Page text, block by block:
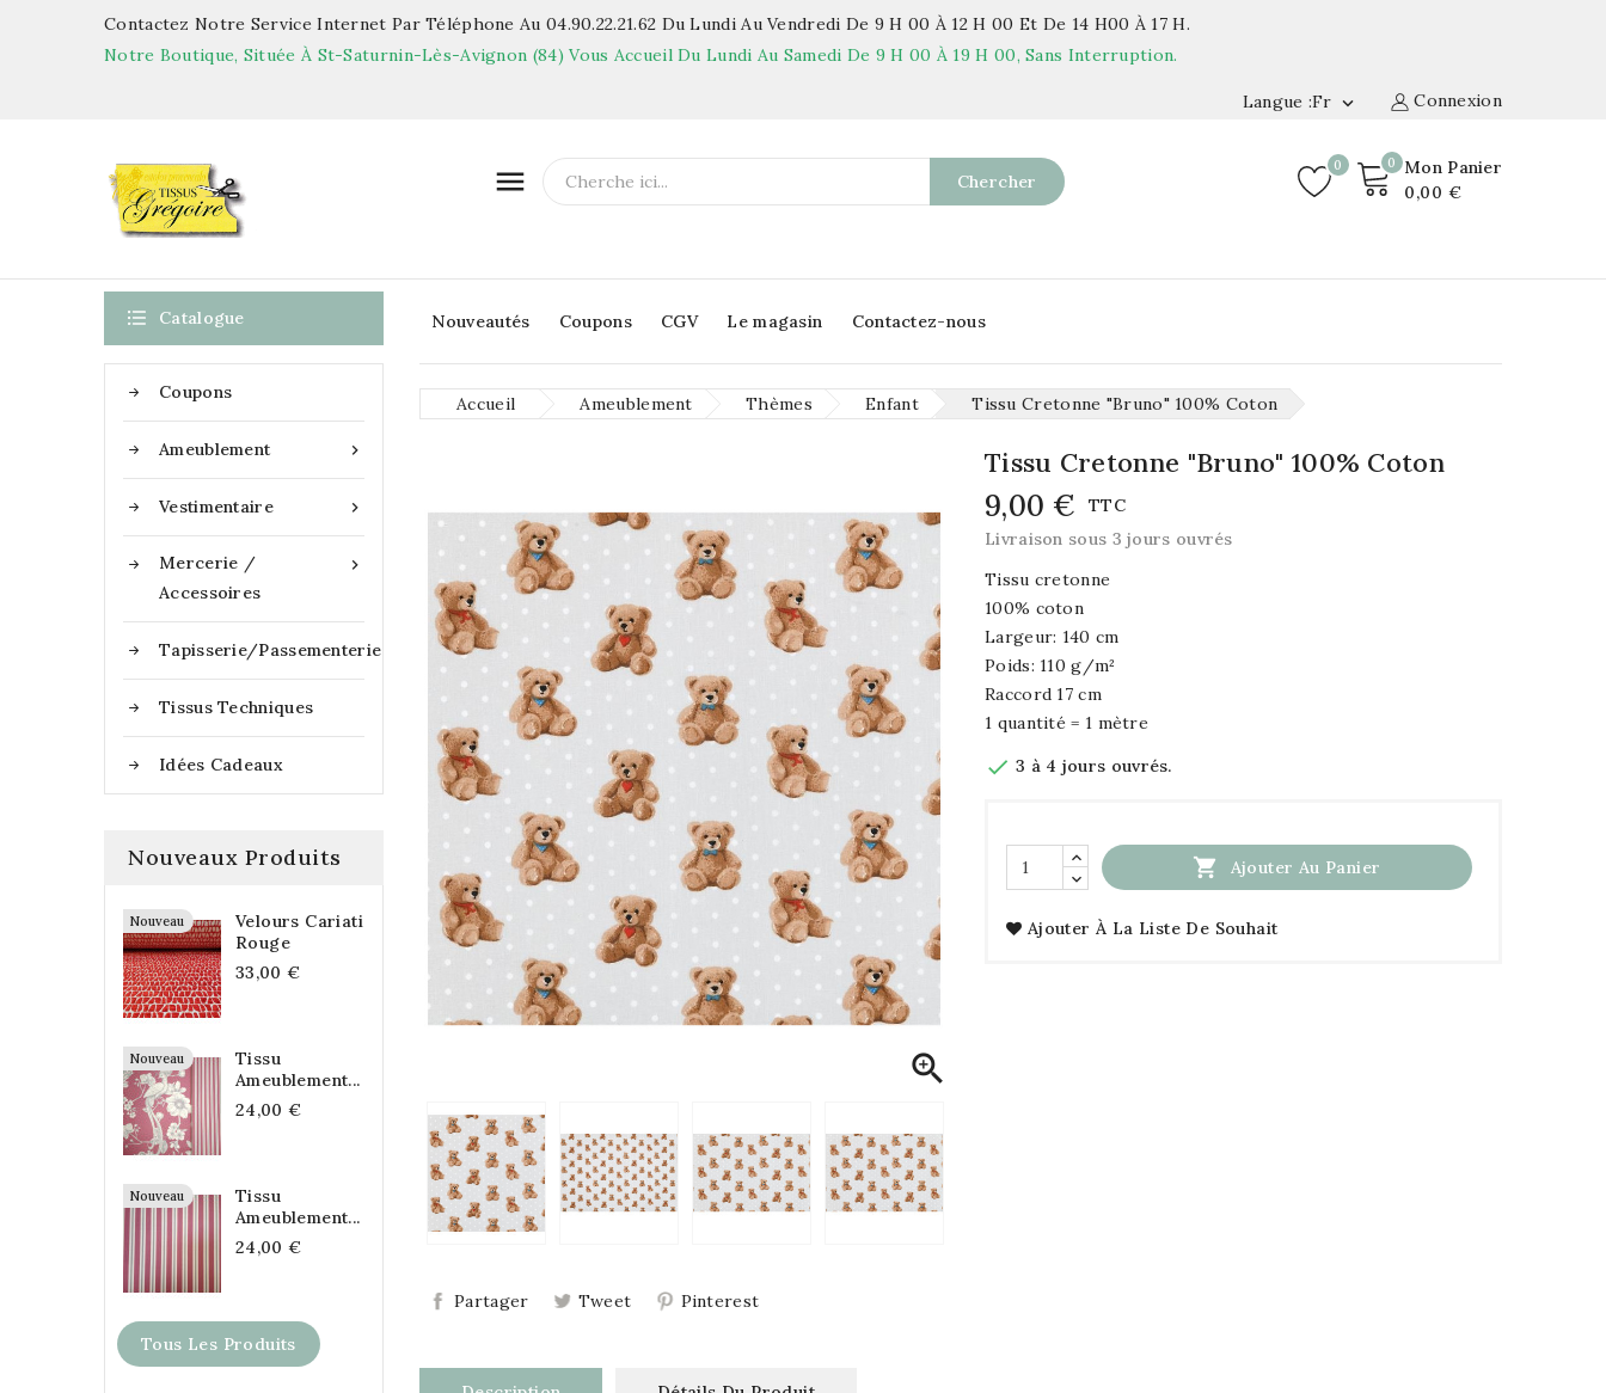
Contactez Notre Service Internet Par Téléphone Au 04.90.22.21.62 Du Lundi Au Vendredi De 9 H 00 À 12 H 00 Et De 14 H00 À 17 H.
Notre Boutique, Située À St-Saturnin-Lès-Avignon (84) Vous Accueil Du Lundi Au Samedi De 9 H 00 À 19 H 00, Sans Interruption.
Connexion
Langue :fr 
0
Mon Panier
0,00 €
 Chercher
0
Nouveautés Coupons CGV Le magasin Contactez-nous
 Catalogue
Coupons

Ameublement

Vestimentaire

Mercerie /
Accessoires
Tapisserie/Passementerie
Tissus Techniques
Idées Cadeaux
Nouveaux Produits
Nouveau
Velours Cariati
Rouge
33,00 €
Nouveau
Tissu
Ameublement...
24,00 €
Nouveau
Tissu
Ameublement...
24,00 €
Tous Les Produits
Accueil Ameublement Thèmes Enfant Tissu Cretonne "Bruno" 100% Coton

Partager Tweet Pinterest
Tissu Cretonne "Bruno" 100% Coton
9,00 €
TTC
Livraison sous 3 jours ouvrés
Tissu cretonne
100% coton
Largeur: 140 cm
Poids: 110 g/m²
Raccord 17 cm
1 quantité = 1 mètre
 3 à 4 jours ouvrés.
 Ajouter Au Panier
Ajouter À La Liste De Souhait